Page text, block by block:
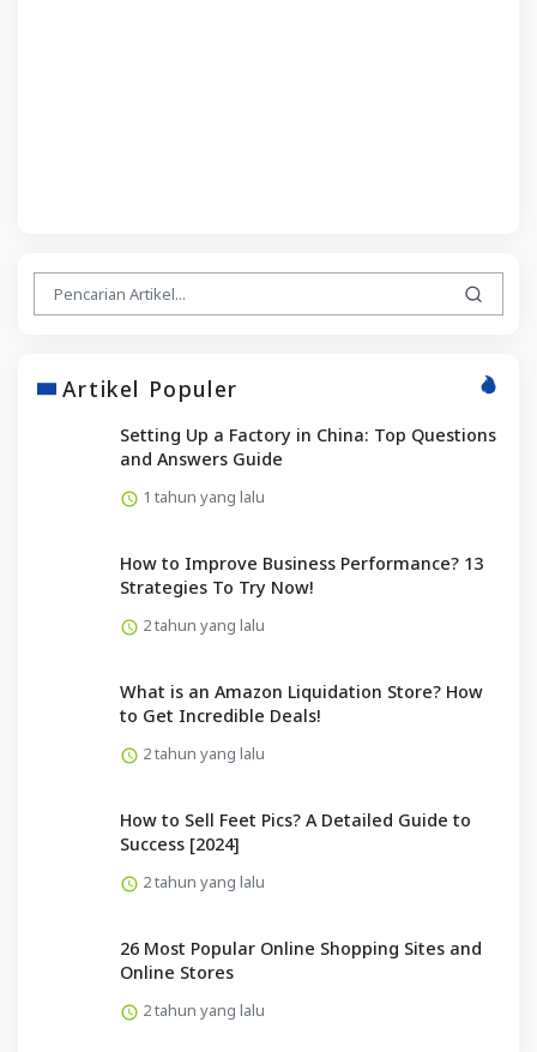
Artikel Populer
Setting Up a Factory in China: Top Questions
and Answers Guide
1 tahun yang lalu
How to Improve Business Performance? 13
Strategies To Try Now!
2 tahun yang lalu
What is an Amazon Liquidation Store? How
to Get Incredible Deals!
2 tahun yang lalu
How to Sell Feet Pics? A Detailed Guide to
Success [2024]
2 tahun yang lalu
26 Most Popular Online Shopping Sites and
Online Stores
2 tahun yang lalu